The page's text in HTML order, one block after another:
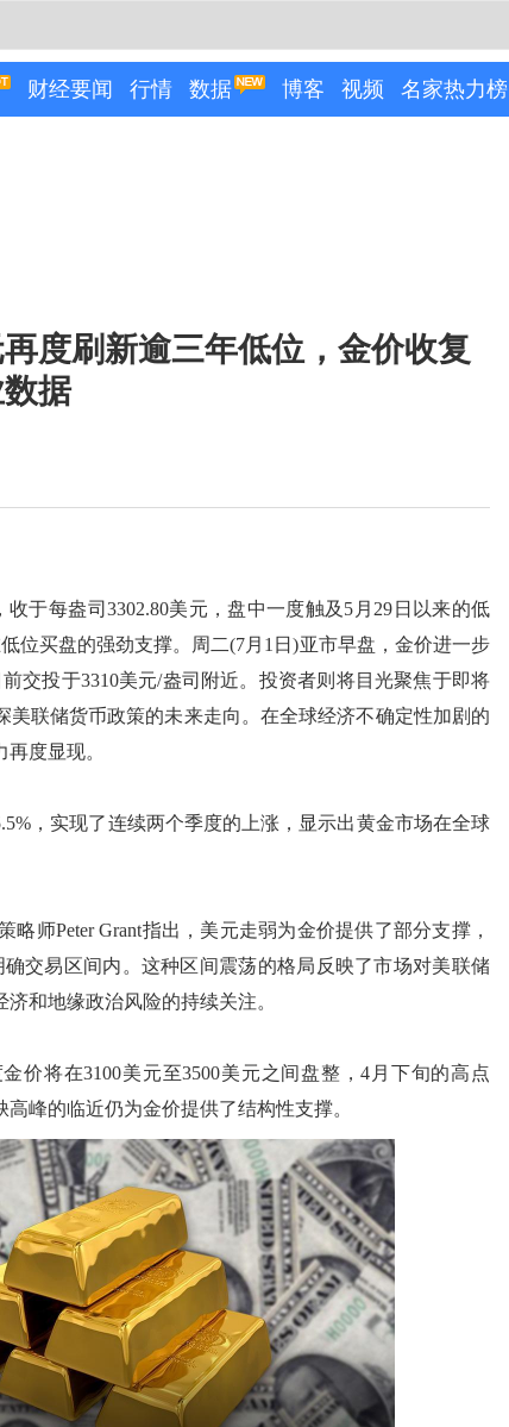
财经要闻 行情 数据 博客 视频 名家热力榜
度刷新逾三年低位，金价收复
据
每盎司3302.80美元，盘中一度触及5月29日以来的低
位买盘的强劲支撑。周二(7月1日)亚市早盘，金价进一步
交投于3310美元/盎司附近。投资者则将目光聚焦于即将
美联储货币政策的未来走向。在全球经济不确定性加剧的
度显现。
，实现了连续两个季度的上涨，显示出黄金市场在全球
师Peter Grant指出，美元走弱为金价提供了部分支撑，
交易区间内。这种区间震荡的格局反映了市场对美联储
和地缘政治风险的持续关注。
将在3100美元至3500美元之间盘整，4月下旬的高点
峰的临近仍为金价提供了结构性支撑。